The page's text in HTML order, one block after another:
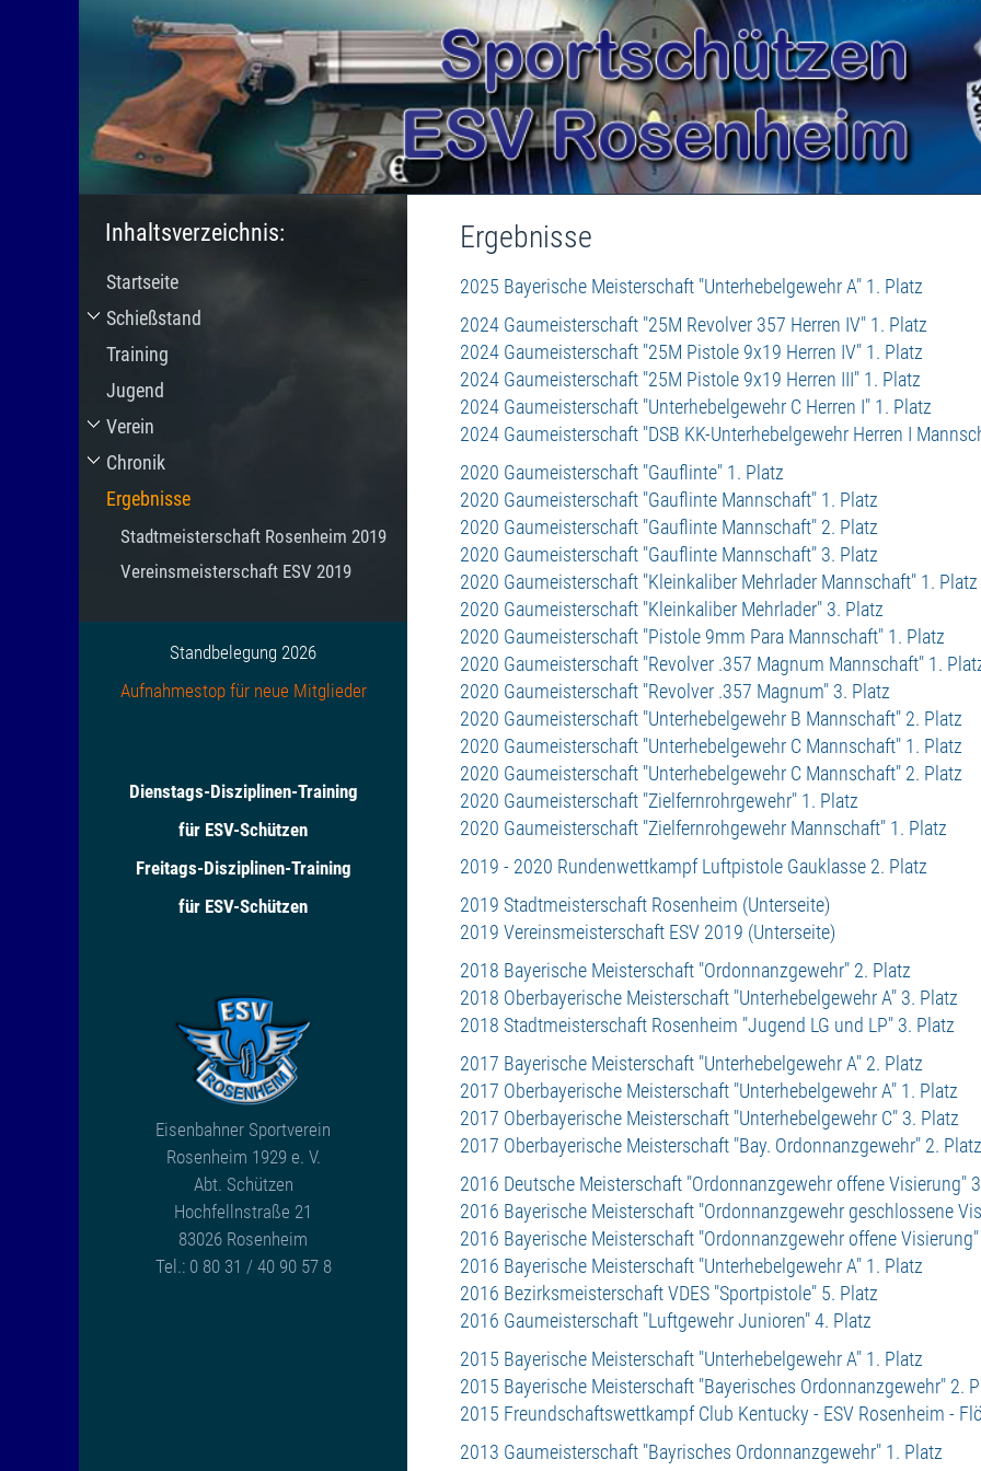
Sportschützen ESV Rosenheim
Ergebnisse
2025 Bayerische Meisterschaft "Unterhebelgewehr A" 1. Platz
2024 Gaumeisterschaft "25M Revolver 357 Herren IV" 1. Platz
2024 Gaumeisterschaft "25M Pistole 9x19 Herren IV" 1. Platz
2024 Gaumeisterschaft "25M Pistole 9x19 Herren III" 1. Platz
2024 Gaumeisterschaft "Unterhebelgewehr C Herren I" 1. Platz
2024 Gaumeisterschaft "DSB KK-Unterhebelgewehr Herren I
2020 Gaumeisterschaft "Gauflinte" 1. Platz
2020 Gaumeisterschaft "Gauflinte Mannschaft" 1. Platz
2020 Gaumeisterschaft "Gauflinte Mannschaft" 2. Platz
2020 Gaumeisterschaft "Gauflinte Mannschaft" 3. Platz
2020 Gaumeisterschaft "Kleinkaliber Mehrlader Mannschaft" 1. Platz
2020 Gaumeisterschaft "Kleinkaliber Mehrlader" 3. Platz
2020 Gaumeisterschaft "Pistole 9mm Para Mannschaft" 1. Platz
2020 Gaumeisterschaft "Revolver .357 Magnum Mannschaft" 1.
2020 Gaumeisterschaft "Revolver .357 Magnum" 3. Platz
2020 Gaumeisterschaft "Unterhebelgewehr B Mannschaft" 2. Platz
2020 Gaumeisterschaft "Unterhebelgewehr C Mannschaft" 1. Platz
2020 Gaumeisterschaft "Unterhebelgewehr C Mannschaft" 2. Platz
2020 Gaumeisterschaft "Zielfernrohrgewehr" 1. Platz
2020 Gaumeisterschaft "Zielfernrohgewehr Mannschaft" 1. Platz
2019 - 2020 Rundenwettkampf Luftpistole Gauklasse 2. Platz
2019 Stadtmeisterschaft Rosenheim (Unterseite)
2019 Vereinsmeisterschaft ESV 2019 (Unterseite)
2018 Bayerische Meisterschaft "Ordonnanzgewehr" 2. Platz
2018 Oberbayerische Meisterschaft "Unterhebelgewehr A" 3. Platz
2018 Stadtmeisterschaft Rosenheim "Jugend LG und LP" 3. Platz
2017 Bayerische Meisterschaft "Unterhebelgewehr A" 2. Platz
2017 Oberbayerische Meisterschaft "Unterhebelgewehr A" 1. Platz
2017 Oberbayerische Meisterschaft "Unterhebelgewehr C" 3. Platz
2017 Oberbayerische Meisterschaft "Bay. Ordonnanzgewehr" 2. Platz
2016 Deutsche Meisterschaft "Ordonnanzgewehr offene Visierung"
2016 Bayerische Meisterschaft "Ordonnanzgewehr geschlossene
2016 Bayerische Meisterschaft "Ordonnanzgewehr offene
2016 Bayerische Meisterschaft "Unterhebelgewehr A" 1. Platz
2016 Bezirksmeisterschaft VDES "Sportpistole" 5. Platz
2016 Gaumeisterschaft "Luftgewehr Junioren" 4. Platz
2015 Bayerische Meisterschaft "Unterhebelgewehr A" 1. Platz
2015 Bayerische Meisterschaft "Bayerisches Ordonnanzgewehr" 2.
2015 Freundschaftswettkampf Club Kentucky - ESV Rosenheim -
2013 Gaumeisterschaft "Bayrisches Ordonnanzgewehr" 1. Platz
Inhaltsverzeichnis:
Startseite
Schießstand
Training
Jugend
Verein
Chronik
Ergebnisse
Stadtmeisterschaft Rosenheim 2019
Vereinsmeisterschaft ESV 2019
Standbelegung 2026
Aufnahmestop für neue Mitglieder
Dienstags-Disziplinen-Training
für ESV-Schützen
Freitags-Disziplinen-Training
für ESV-Schützen
Eisenbahner Sportverein
Rosenheim 1929 e. V.
Abt. Schützen
Hochfellnstraße 21
83026 Rosenheim
Tel.: 0 80 31 / 40 90 57 8